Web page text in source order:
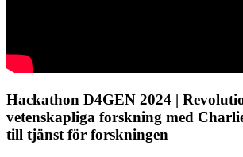
Hackathon D4GEN 2024 |
vetenskapliga forskning med
till tjänst för forskningen